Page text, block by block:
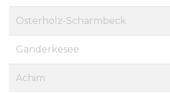
Osterholz-Scharmbeck
Ganderkesee
Achim